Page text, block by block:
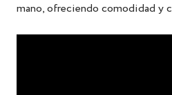
mano, ofreciendo comodidad y